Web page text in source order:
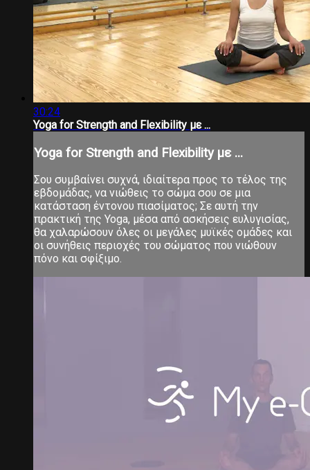
30:24
Yoga for Strength and Flexibility με ...
Yoga for Strength and Flexibility με ...
Σου συμβαίνει συχνά, ιδιαίτερα προς το τέλος της
εβδομάδας, να νιώθεις το σώμα σου σε μια
κατάσταση έντονου πιασίματος; Σε αυτή την
πρακτική της Yoga, μέσα από ασκήσεις ευλυγισίας,
θα χαλαρώσουν όλες οι μεγάλες μυϊκές ομάδες και
οι συνήθεις περιοχές του σώματος που νιώθουν
πόνο και σφίξιμο.